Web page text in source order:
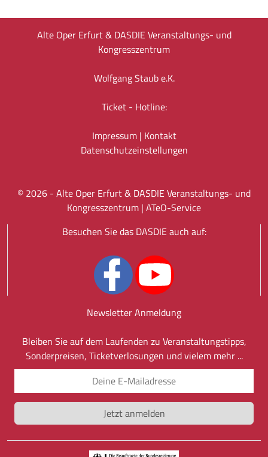
Alte Oper Erfurt & DASDIE Veranstaltungs- und
Kongresszentrum
Wolfgang Staub e.K.
Ticket - Hotline:
Impressum| Kontakt
Datenschutz­einstellungen
© 2026 - Alte Oper Erfurt & DASDIE Veranstaltungs- und
Kongresszentrum | ATeO-Service
Besuchen Sie das DASDIE auch auf:
Newsletter Anmeldung
Bleiben Sie auf dem Laufenden zu Veranstaltungstipps,
Sonderpreisen, Ticketverlosungen und vielem mehr ...